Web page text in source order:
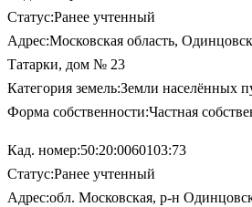
Статус:Ранее учтенный
Адрес:Московская область,
Татарки, дом № 23
Категория земель:Земли населённых
Форма собственности:Частная
Кад. номер:50:20:0060103:73
Статус:Ранее учтенный
Адрес:обл. Московская, р-н